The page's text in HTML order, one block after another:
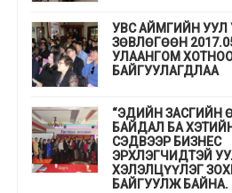
УВС АЙМГИЙН УУЛ
ЗӨВЛӨГӨӨН
УЛААНГОМ
БАЙГУУЛАГДЛАА
“ЭДИЙН ЗАСГИЙН
БАЙДАЛ БА
СЭДВЭЭР БИЗНЕС
ЭРХЛЭГЧИДТЭЙ
ХЭЛЭЛЦҮҮЛЭГ
БАЙГУУЛЖ БАЙНА.